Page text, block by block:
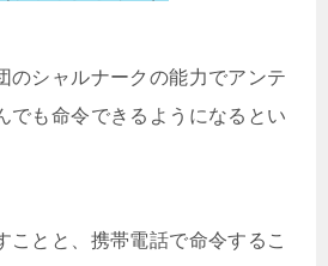
のシャルナークの能力でアンテ
でも命令できるようになるとい
ことと、携帯電話で命令するこ